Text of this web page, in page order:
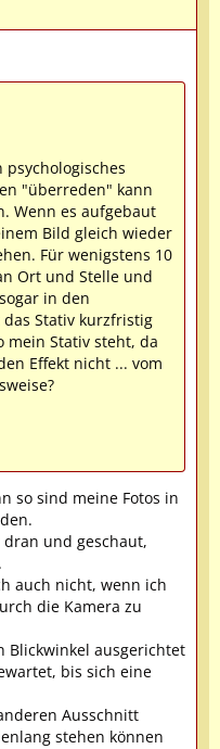
"überreden" kann
Wenn es aufgebaut
Bild gleich wieder
Für wenigstens 10
Ort und Stelle und
in den
Stativ kurzfristig
mein Stativ steht, da
Effekt nicht ... vom
so sind meine Fotos in
und geschaut,
auch nicht, wenn ich
die Kamera zu
Blickwinkel ausgerichtet
bis sich eine
Ausschnitt
stehen können